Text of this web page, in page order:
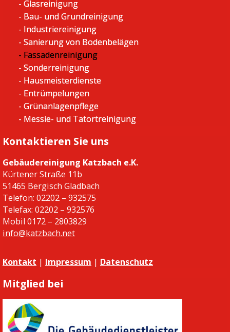
- Glasreinigung
- Bau- und Grundreinigung
- Industriereinigung
- Sanierung von Bodenbelägen
- Fassadenreinigung
- Sonderreinigung
- Hausmeisterdienste
- Entrümpelungen
- Grünanlagenpflege
- Messie- und Tatortreinigung
Kontaktieren Sie uns
Gebäudereinigung Katzbach e.K.
Kürtener Straße 11b
51465 Bergisch Gladbach
Telefon: 02202 – 932575
Telefax: 02202 – 932576
Mobil 0172 – 2803829
info@katzbach.net
Kontakt | Impressum | Datenschutz
Mitglied bei